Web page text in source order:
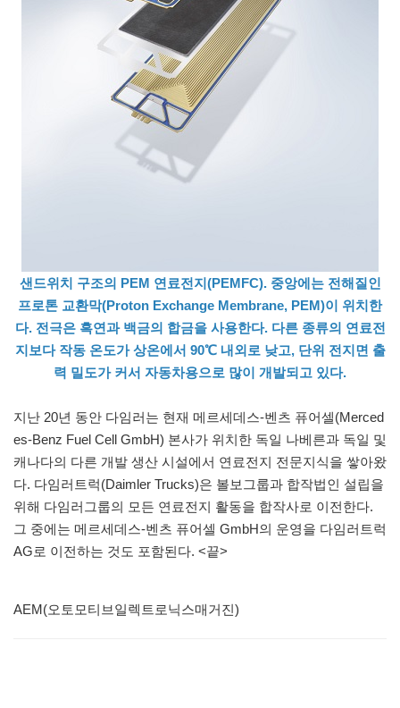
샌드위치 구조의 PEM 연료전지(PEMFC). 중앙에는 전해질인
프로톤 교환막(Proton Exchange Membrane, PEM)이 위치한
다. 전극은 흑연과 백금의 합금을 사용한다. 다른 종류의 연료전
지보다 작동 온도가 상온에서 90℃ 내외로 낮고, 단위 전지면 출
력 밀도가 커서 자동차용으로 많이 개발되고 있다.
지난 20년 동안 다임러는 현재 메르세데스-벤츠 퓨어셀(Merced
es-Benz Fuel Cell GmbH) 본사가 위치한 독일 나베른과 독일 및
캐나다의 다른 개발 생산 시설에서 연료전지 전문지식을 쌓아왔
다. 다임러트럭(Daimler Trucks)은 볼보그룹과 합작법인 설립을
위해 다임러그룹의 모든 연료전지 활동을 합작사로 이전한다.
그 중에는 메르세데스-벤츠 퓨어셀 GmbH의 운영을 다임러트럭
AG로 이전하는 것도 포함된다. <끝>
AEM(오토모티브일렉트로닉스매거진)